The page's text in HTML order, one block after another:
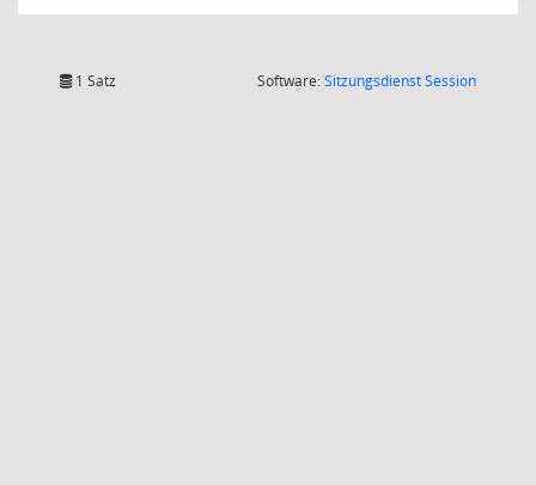
1 Satz Software:SitzungsdienstSession(Wird in